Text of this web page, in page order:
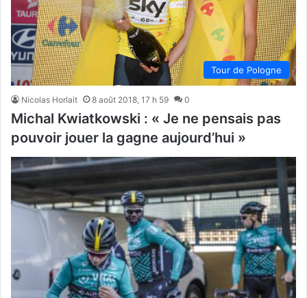
Tour de Pologne
Nicolas Horlait 8 août 2018, 17 h 59 0
Michal Kwiatkowski : « Je ne pensais pas
pouvoir jouer la gagne aujourd’hui »